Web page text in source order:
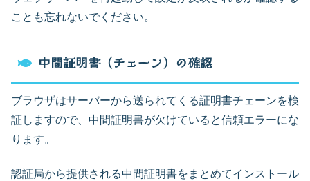
ことも忘れないでください。
中間証明書（チェーン）の確認
ブラウザはサーバーから送られてくる証明書チェーンを検
証しますので、中間証明書が欠けていると信頼エラーにな
ります。
認証局から提供される中間証明書をまとめてインストール